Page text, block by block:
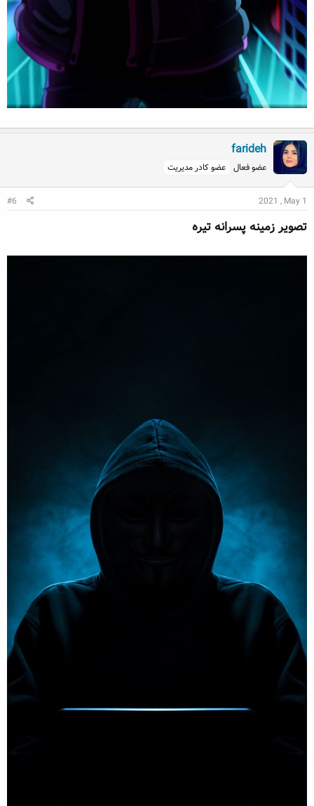
farideh
عضو فعال عضو کادر مدیریت
2021 , May 1
#6
تصویر زمینه پسرانه تیره